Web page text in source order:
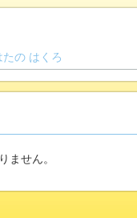
たの はくろ
ません。